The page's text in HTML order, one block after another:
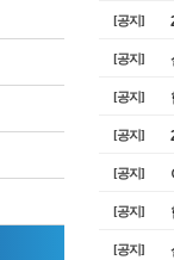
[공지]
[공지]
[공지]
[공지]
[공지]
[공지]
[공지]